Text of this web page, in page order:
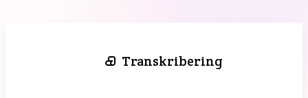
Transkribering